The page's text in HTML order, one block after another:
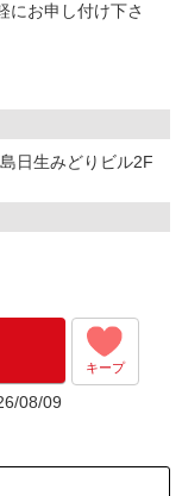
にお申し付け下さ
日生みどりビル2F
キープ
08/09